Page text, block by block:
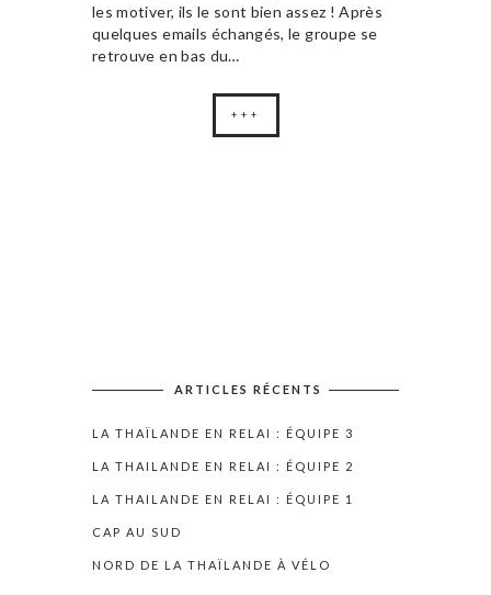
les motiver, ils le sont bien assez ! Après
quelques emails échangés, le groupe se
retrouve en bas du…
+++
ARTICLES RÉCENTS
LA THAÏLANDE EN RELAI : ÉQUIPE 3
LA THAILANDE EN RELAI : ÉQUIPE 2
LA THAILANDE EN RELAI : ÉQUIPE 1
CAP AU SUD
NORD DE LA THAÏLANDE À VÉLO